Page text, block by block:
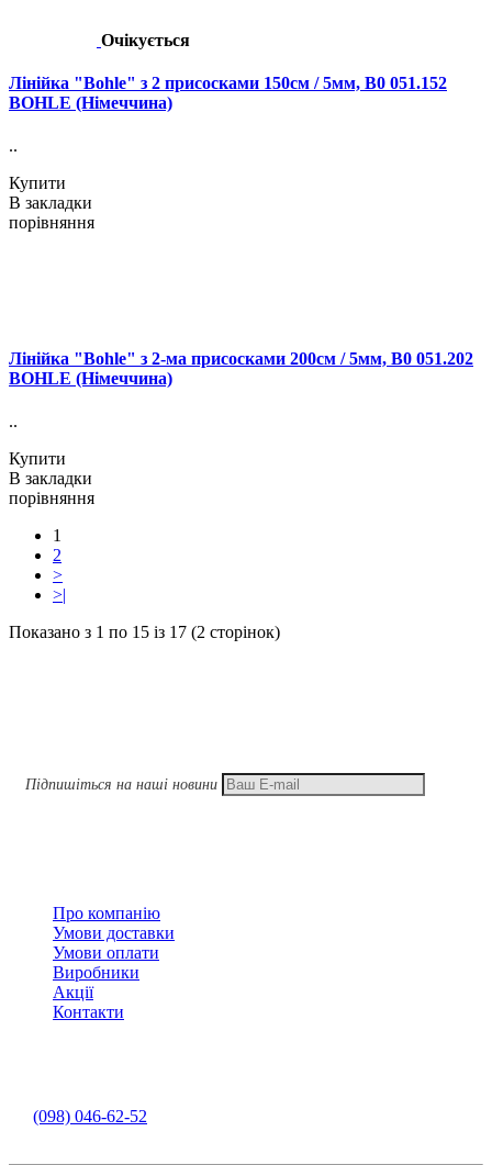
Очікується
Лінійка "Bohle" з 2 присосками 150см / 5мм, B0 051.152
BOHLE (Німеччина)
..
Купити
В закладки
порівняння
Лінійка "Bohle" з 2-ма присосками 200см / 5мм, B0 051.202
BOHLE (Німеччина)
..
Купити
В закладки
порівняння
1
2
>
>|
Показано з 1 по 15 із 17 (2 сторінок)
Підпишіться на наші новини
Про компанію
Умови доставки
Умови оплати
Виробники
Акції
Контакти
(098) 046-62-52